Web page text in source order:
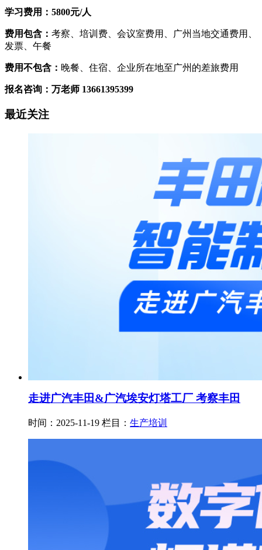
学习费用：5800元/人
费用包含： 考察、培训费、会议室费用、广州当地交通费用、
发票、午餐
费用不包含： 晚餐、住宿、企业所在地至广州的差旅费用
报名咨询：万老师 13661395399
最近关注
走进广汽丰田&广汽埃安灯塔工厂 考察丰田
时间：2025-11-19 栏目： 生产培训